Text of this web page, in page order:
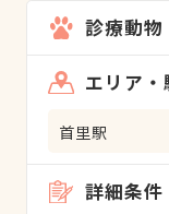
診療動物
エリア・
首里駅
詳細条件